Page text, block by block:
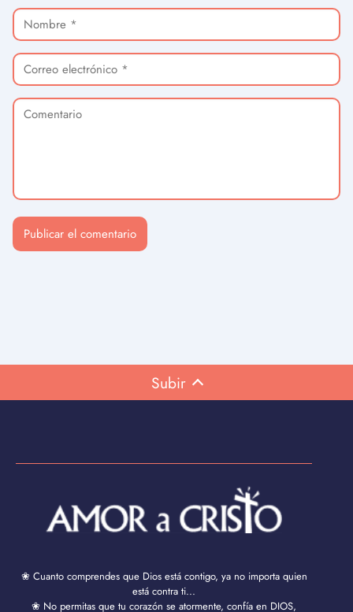
Subir
❀ Cuanto comprendes que Dios está contigo, ya no importa quien
está contra ti...
❀ No permitas que tu corazón se atormente, confía en DIOS,